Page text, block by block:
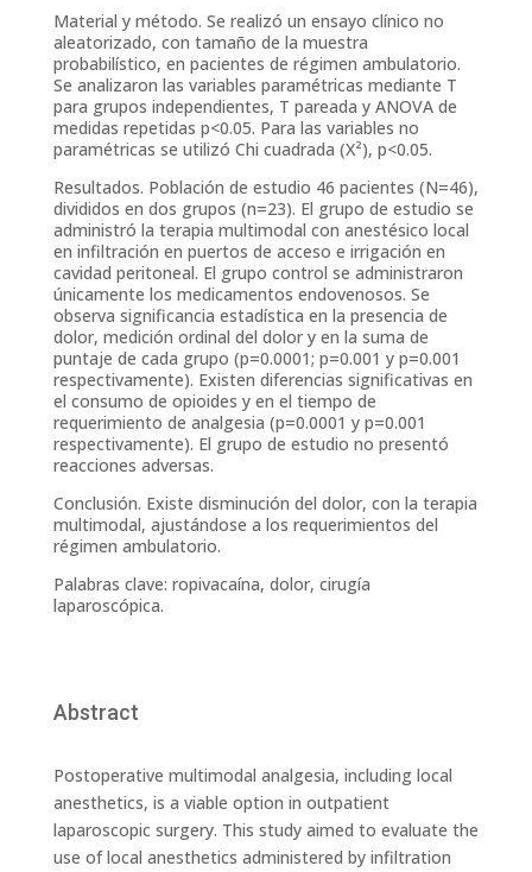
Material y método. Se realizó un ensayo clínico no
aleatorizado, con tamaño de la muestra
probabilístico, en pacientes de régimen ambulatorio.
Se analizaron las variables paramétricas mediante T
para grupos independientes, T pareada y ANOVA de
medidas repetidas p<0.05. Para las variables no
paramétricas se utilizó Chi cuadrada (X²), p<0.05.
Resultados. Población de estudio 46 pacientes (N=46),
divididos en dos grupos (n=23). El grupo de estudio se
administró la terapia multimodal con anestésico local
en infiltración en puertos de acceso e irrigación en
cavidad peritoneal. El grupo control se administraron
únicamente los medicamentos endovenosos. Se
observa significancia estadística en la presencia de
dolor, medición ordinal del dolor y en la suma de
puntaje de cada grupo (p=0.0001; p=0.001 y p=0.001
respectivamente). Existen diferencias significativas en
el consumo de opioides y en el tiempo de
requerimiento de analgesia (p=0.0001 y p=0.001
respectivamente). El grupo de estudio no presentó
reacciones adversas.
Conclusión. Existe disminución del dolor, con la terapia
multimodal, ajustándose a los requerimientos del
régimen ambulatorio.
Palabras clave: ropivacaína, dolor, cirugía
laparoscópica.
Abstract
Postoperative multimodal analgesia, including local
anesthetics, is a viable option in outpatient
laparoscopic surgery. This study aimed to evaluate the
use of local anesthetics administered by infiltration